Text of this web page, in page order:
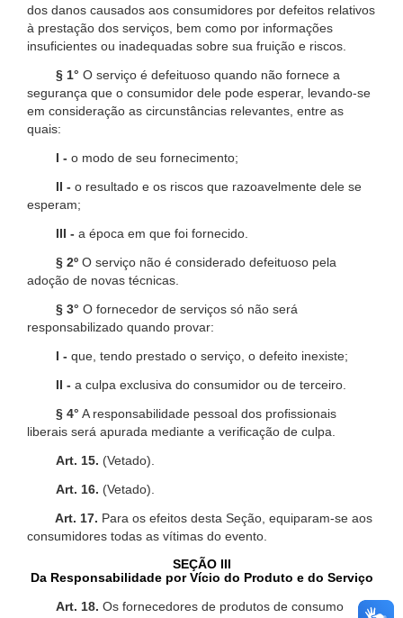
dos danos causados aos consumidores por defeitos relativos
à prestação dos serviços, bem como por informações
insuficientes ou inadequadas sobre sua fruição e riscos.
§ 1° O serviço é defeituoso quando não fornece a
segurança que o consumidor dele pode esperar, levando-se
em consideração as circunstâncias relevantes, entre as
quais:
I - o modo de seu fornecimento;
II - o resultado e os riscos que razoavelmente dele se
esperam;
III - a época em que foi fornecido.
§ 2º O serviço não é considerado defeituoso pela
adoção de novas técnicas.
§ 3° O fornecedor de serviços só não será
responsabilizado quando provar:
I - que, tendo prestado o serviço, o defeito inexiste;
II - a culpa exclusiva do consumidor ou de terceiro.
§ 4° A responsabilidade pessoal dos profissionais
liberais será apurada mediante a verificação de culpa.
Art. 15. (Vetado).
Art. 16. (Vetado).
Art. 17. Para os efeitos desta Seção, equiparam-se aos
consumidores todas as vítimas do evento.
SEÇÃO III
Da Responsabilidade por Vício do Produto e do Serviço
Art. 18. Os fornecedores de produtos de consumo